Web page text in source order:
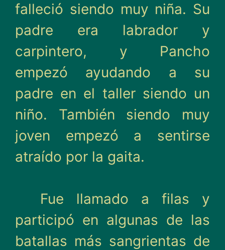
falleció siendo muy niña. Su
padre era labrador y
carpintero, y Pancho
empezó ayudando a su
padre en el taller siendo un
niño. También siendo muy
joven empezó a sentirse
atraído por la gaita.
Fue llamado a filas y
participó en algunas de las
batallas más sangrientas de